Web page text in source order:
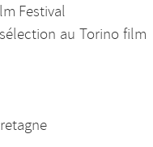
Festival
au Torino film